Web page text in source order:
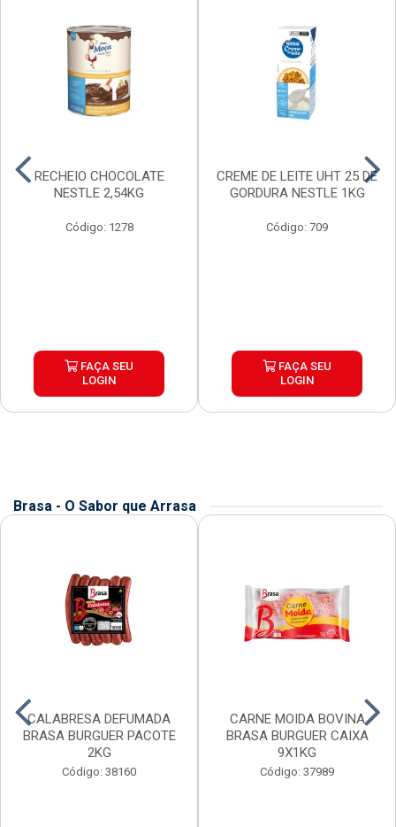
RECHEIO CHOCOLATE
NESTLE 2,54KG
Código: 1278
FAÇA SEU
LOGIN
CREME DE LEITE UHT 25 DE
GORDURA NESTLE 1KG
Código: 709
FAÇA SEU
LOGIN
Brasa - O Sabor que Arrasa
CALABRESA DEFUMADA
BRASA BURGUER PACOTE
2KG
Código: 38160
CARNE MOIDA BOVINA
BRASA BURGUER CAIXA
9X1KG
Código: 37989